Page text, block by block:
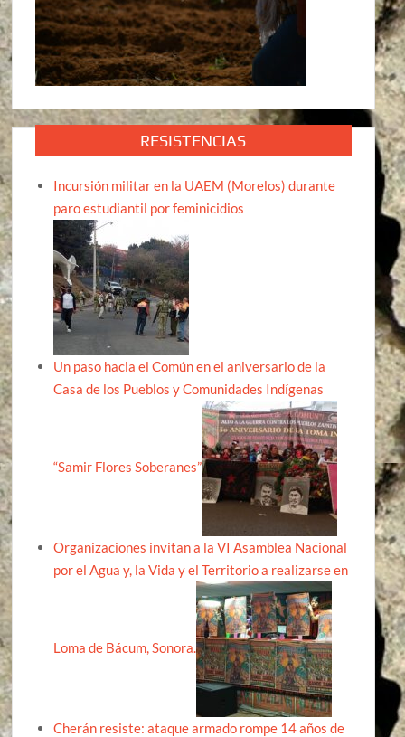
RESISTENCIAS
Incursión militar en la UAEM (Morelos) durante
paro estudiantil por feminicidios
Un paso hacia el Común en el aniversario de la
Casa de los Pueblos y Comunidades Indígenas
“Samir Flores Soberanes”
Organizaciones invitan a la VI Asamblea Nacional
por el Agua y, la Vida y el Territorio a realizarse en
Loma de Bácum, Sonora.
Cherán resiste: ataque armado rompe 14 años de